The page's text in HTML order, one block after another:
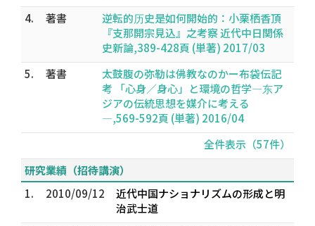
4.
著書
逆転的历史是如何開始的：小栗栖香頂
『支那開宗見込』之考察 近代中日関係
史新論,389-428頁 (単著) 2017/03
5.
著書
太鼓腹の弥勒は佛教なのかー布袋伝記
考 「心身／身心」と環境の哲学―东ア
ジアの伝統思想を媒介に考える
―,569-592頁 (単著) 2016/04
全件表示（57件）
研究業績（招待講演）
1.
2010/09/12
近代中国ナショナリズムの形成と明
治武士道